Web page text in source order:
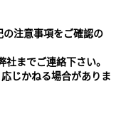
の注意事項をご確認の
社までご連絡下さい。
じかねる場合がありま